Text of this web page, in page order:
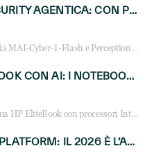
CYBERSECURITY AGENTICA: CON PERCEPTION E MAI-CYBER-1-FLASH MICROSOFT APRE NUOVI SERVIZI PER IL CANALE
Microsoft lancia MAI-Cyber-1-Flash e Perception: cybersecurity agentica in preview dal 3 novembre. Cosa cambia per MSP, system integrator e reseller.
HP ELITEBOOK CON AI: I NOTEBOOK BUSINESS INTELLIGENTI CHE TRASFORMANO PRODUTTIVITÀ, SICUREZZA E LAVORO IBRIDO
Scopri la gamma HP EliteBook con processori Intel® Core™ Ultra e AMD Ryzen™ AI. Notebook business progettati per aumentare la produttività, migliorare la collaborazione e garantire sicurezza avanzata in ufficio e in mobilità.
AI AGENT PLATFORM: IL 2026 È L’ANNO DEL «SISTEMA OPERATIVO» PER GLI AGENTI AZIENDALI